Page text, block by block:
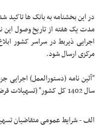
در این بخشنامه به بانک ها
مدت یک هفته از تاریخ وصول این
اجرایی ذیربط در سراسر کشور
مرکزی ارسال شود.
سال 1402 کل کشور" (تسهیلات قرض الحسنه ازدواج)
الف - شرایط عمومی متقاضیان